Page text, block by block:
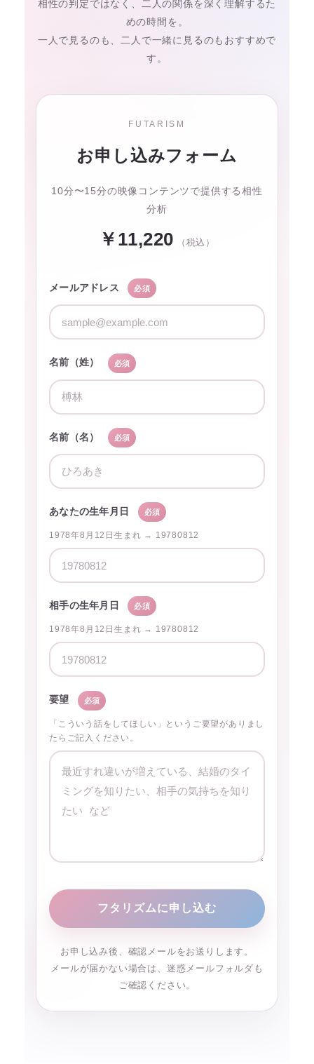
相性の判定ではなく、二人の関係を深く理解するた
めの時間を。
一人で見るのも、二人で一緒に見るのもおすすめで
す。
FUTARISM
お申し込みフォーム
10分〜15分の映像コンテンツで提供する相性
分析
￥11,220 （税込）
メールアドレス 必須
名前（姓） 必須
名前（名） 必須
あなたの生年月日 必須
1978年8月12日生まれ → 19780812
相手の生年月日 必須
1978年8月12日生まれ → 19780812
要望 必須
「こういう話をしてほしい」というご要望がありまし
たらご記入ください。
お申し込み後、確認メールをお送りします。
メールが届かない場合は、迷惑メールフォルダも
ご確認ください。